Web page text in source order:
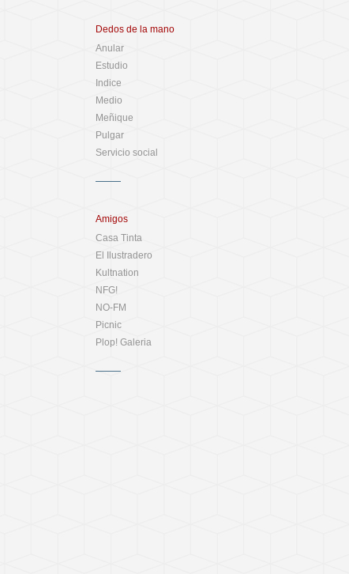
Dedos de la mano
Anular
Estudio
Indice
Medio
Meñique
Pulgar
Servicio social
Amigos
Casa Tinta
El Ilustradero
Kultnation
NFG!
NO-FM
Picnic
Plop! Galeria